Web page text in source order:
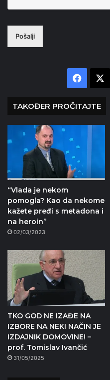
Pošalji
TAKOĐER PROČITAJTE
“Vlada je nekom
pomogla? Kao da nekome
kažete pređi s metadona i
na heroin”
02/03/2023
TKO GOD NE IZAĐE NA
IZBORE NA NEKI NAČIN JE
IZDAJNIK DOMOVINE! –
prof. Tomislav Ivančić
31/05/2025